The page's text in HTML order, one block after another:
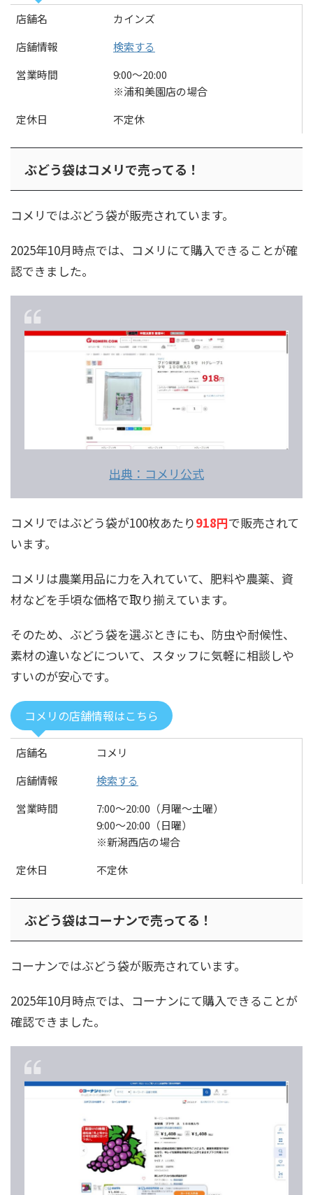
店舗名
カインズ
店舗情報
検索する
営業時間
9:00〜20:00
※浦和美園店の場合
定休日
不定休
ぶどう袋はコメリで売ってる！
コメリではぶどう袋が販売されています。
2025年10月時点では、コメリにて購入できることが確
認できました。
出典：コメリ公式
コメリではぶどう袋が100枚あたり918円で販売されて
います。
コメリは農業用品に力を入れていて、肥料や農薬、資
材などを手頃な価格で取り揃えています。
そのため、ぶどう袋を選ぶときにも、防虫や耐候性、
素材の違いなどについて、スタッフに気軽に相談しや
すいのが安心です。
コメリの店舗情報はこちら
店舗名
コメリ
店舗情報
検索する
営業時間
7:00〜20:00（月曜～土曜）
9:00〜20:00（日曜）
※新潟西店の場合
定休日
不定休
ぶどう袋はコーナンで売ってる！
コーナンではぶどう袋が販売されています。
2025年10月時点では、コーナンにて購入できることが
確認できました。